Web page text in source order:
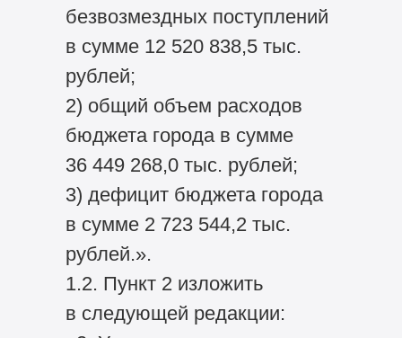
безвозмездных поступлений
в сумме 12 520 838,5 тыс.
рублей;
2) общий объем расходов
бюджета города в сумме
36 449 268,0 тыс. рублей;
3) дефицит бюджета города
в сумме 2 723 544,2 тыс.
рублей.».
1.2. Пункт 2 изложить
в следующей редакции: